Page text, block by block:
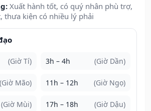
Xuất hành tốt, có quý nhân phù trợ,
thưa kiện có nhiều lý phải
(Giờ Tí) 3h – 4h (Giờ Dần)
(Giờ Mão) 11h – 12h (Giờ Ngọ)
(Giờ Mùi) 17h – 18h (Giờ Dậu)